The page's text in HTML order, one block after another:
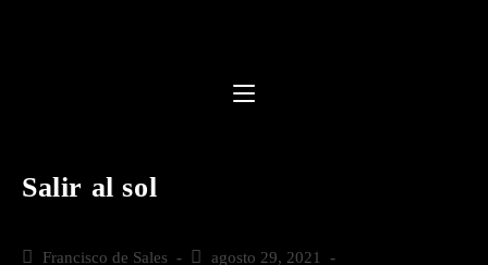
Salir al sol
AutorFrancisco de Sales
Publicación
agosto 29, 2021